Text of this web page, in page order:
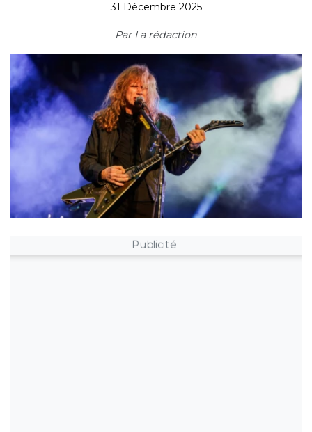
31 Décembre 2025
Par La rédaction
Publicité